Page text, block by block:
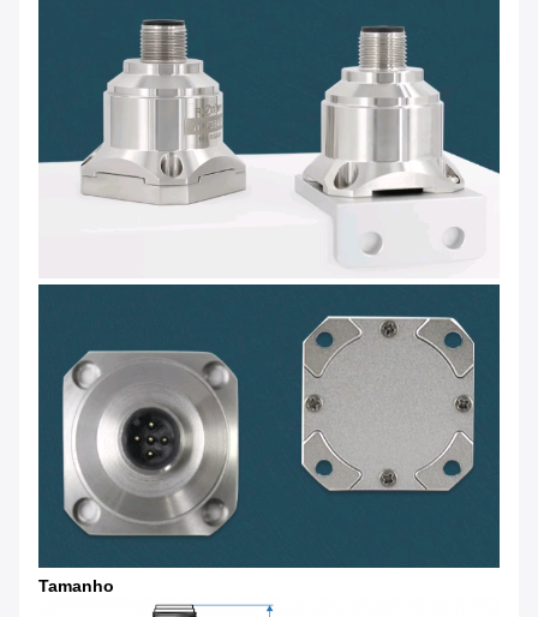
Tamanho